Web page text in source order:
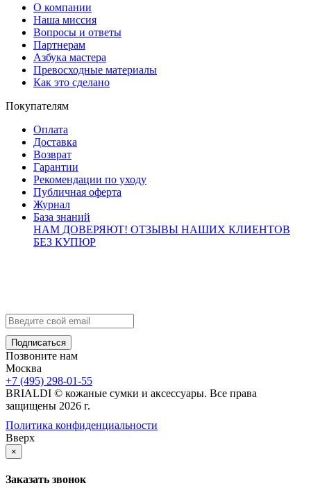
О компании
Наша миссия
Вопросы и ответы
Партнерам
Азбука мастера
Превосходные материалы
Как это сделано
Покупателям
Оплата
Доставка
Возврат
Гарантии
Рекомендации по уходу
Публичная оферта
Журнал
База знаний
НАМ ДОВЕРЯЮТ! ОТЗЫВЫ НАШИХ КЛИЕНТОВ
БЕЗ КУПЮР
Позвоните нам
Москва
+7 (495) 298-01-55
BRIALDI © кожаные сумки и аксессуары. Все права
защищены 2026 г.
Политика конфиденциальности
Вверх
×
Заказать звонок